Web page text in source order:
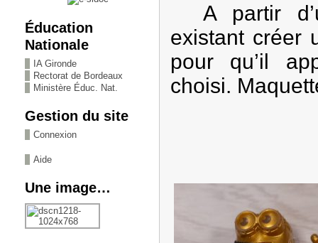
Éducation
Nationale
IA Gironde
Rectorat de Bordeaux
Ministère Éduc. Nat.
Gestion du site
Connexion
Aide
Une image…
A partir
existant créer
pour qu’il
choisi.